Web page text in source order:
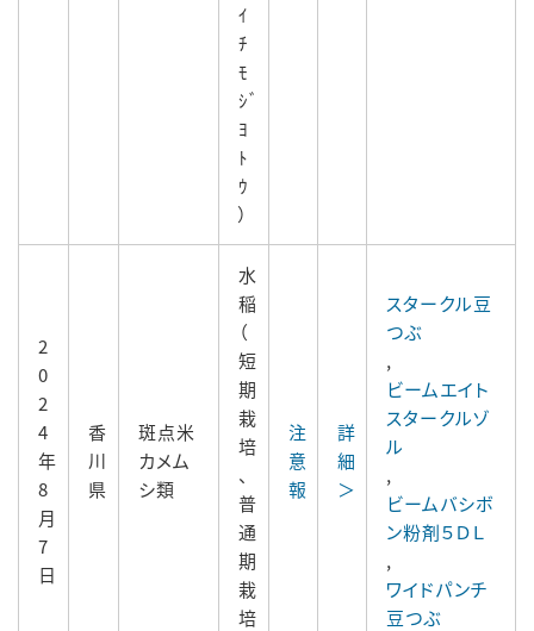
ｲ
ﾁ
ﾓ
ｼﾞ
ﾖ
ﾄ
ｳ
）
2
0
2
4
年
8
月
7
日
香
川
県
斑点米
カメム
シ類
水
稲
（
短
期
栽
培
、
普
通
期
栽
培
注
意
報
詳
細
＞
スタークル豆
つぶ
,
ビームエイト
スタークルゾ
ル
,
ビームバシボ
ン粉剤５ＤＬ
,
ワイドパンチ
豆つぶ